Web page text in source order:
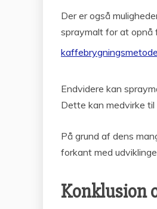
Der er også
spraymalt for at opnå
Endvidere kan
Dette kan medvirke
På grund af dens
forkant med
Konklusion